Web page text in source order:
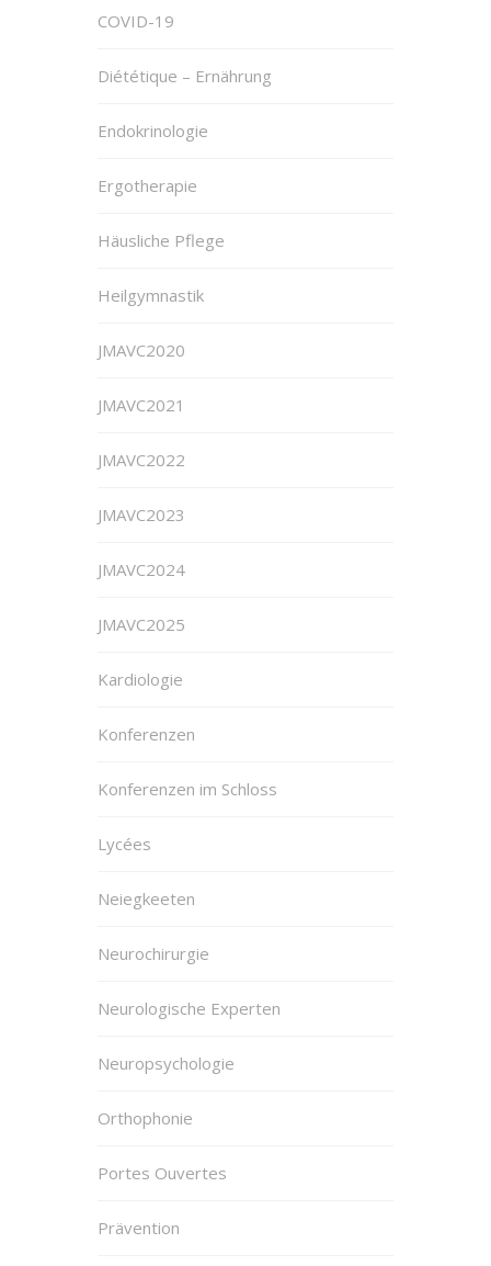
COVID-19
Diététique – Ernährung
Endokrinologie
Ergotherapie
Häusliche Pflege
Heilgymnastik
JMAVC2020
JMAVC2021
JMAVC2022
JMAVC2023
JMAVC2024
JMAVC2025
Kardiologie
Konferenzen
Konferenzen im Schloss
Lycées
Neiegkeeten
Neurochirurgie
Neurologische Experten
Neuropsychologie
Orthophonie
Portes Ouvertes
Prävention